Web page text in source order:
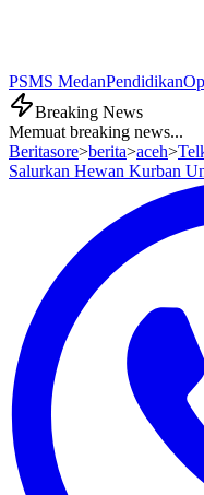
PSMS MedanPendidikan
Breaking News
Memuat breaking news...
Beritasore>berita>aceh>
Salurkan Hewan Kurban